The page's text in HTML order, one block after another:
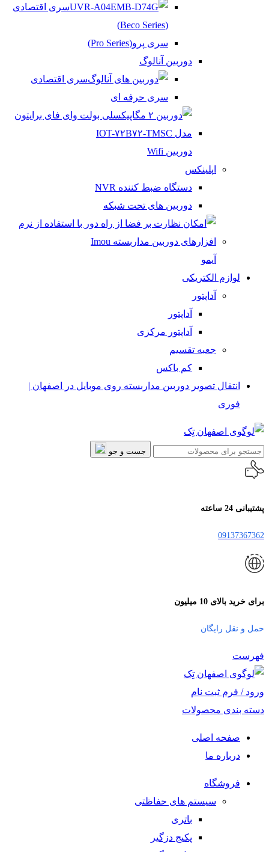
سری اقتصادی
(Beco Series)
سری پرو(Pro Series)
دوربین آنالوگ
سری اقتصادی
سری حرفه ای
دوربین Wifi
اپلینکس
دستگاه ضبط کننده NVR
دوربین های تحت شبکه
آیمو
لوازم الکتریکی
آداپتور
آداپتور
آداپتور مرکزی
جعبه تقسیم
کم باکس
انتقال تصویر دوربین مداربسته روی موبایل در اصفهان |
فوری
جست و جو
پشتیبانی 24 ساعته
09137367362
برای خرید بالای 10 میلیون
حمل و نقل رایگان
فهرست
ورود / فرم ثبت نام
دسته بندی محصولات
صفحه اصلی
درباره ما
فروشگاه
سیستم های حفاظتی
باتری
پکیج دزگیر